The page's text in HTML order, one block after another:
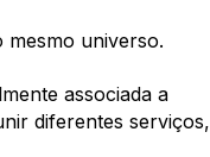
mesmo universo.
associada a
diferentes serviços,